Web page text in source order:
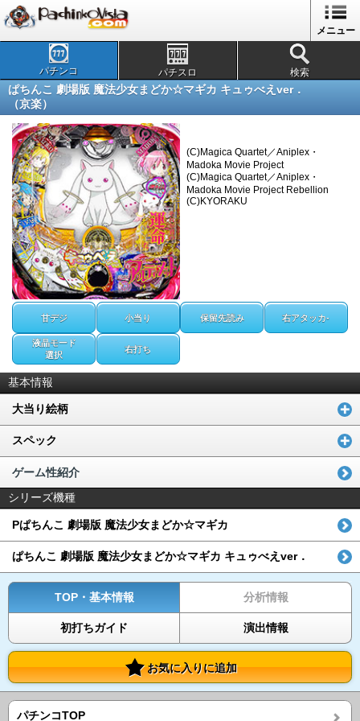
メニュー
パチンコ パチスロ 検索
ぱちんこ 劇場版 魔法少女まどか☆マギカ キュゥべえver．
（京楽）
(C)Magica Quartet／Aniplex・
Madoka Movie Project
(C)Magica Quartet／Aniplex・
Madoka Movie Project Rebellion
(C)KYORAKU
甘デジ 小当り 保留先読み 右アタッカ-
液晶モード
選択
右打ち
基本情報
大当り絵柄
スペック
ゲーム性紹介
シリーズ機種
Pぱちんこ 劇場版 魔法少女まどか☆マギカ
ぱちんこ 劇場版 魔法少女まどか☆マギカ キュゥべえver．
TOP・基本情報 分析情報
初打ちガイド 演出情報
お気に入りに追加
パチンコTOP